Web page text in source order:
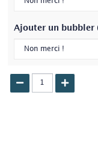
Ajouter un bubbler